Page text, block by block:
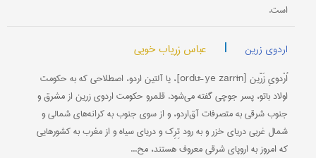
است.
اردوی زرین | عباس زریاب خویی
اُرْدویِ زَرّین [ordū-ye zarrīn]، یا آلتین اردو، اصطلاحی که به حکومت
اولاد باتو، پسر جوچی گفته می‌شود. قلمرو حکومت اردوی زرین از مشرق و
جنوب شرقی به متصرفات آق‌اردو، و از سوی جنوب به کرانه‌های شمالی و
شمال غربی دریای خزر و به رود تِرِک و دریای سیاه و از مغرب به کشورهایی
که امروز به اروپای شرقی معروف هستند، مح...